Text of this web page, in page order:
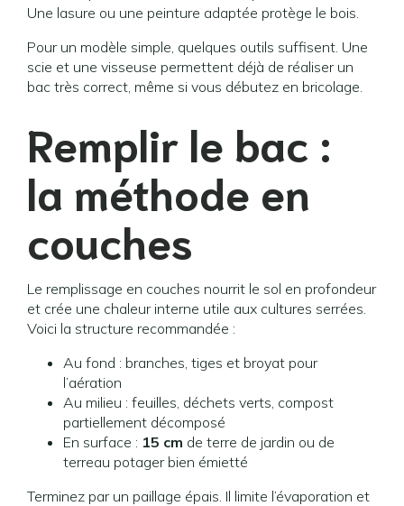
Une lasure ou une peinture adaptée protège le bois.
Pour un modèle simple, quelques outils suffisent. Une
scie et une visseuse permettent déjà de réaliser un
bac très correct, même si vous débutez en bricolage.
Remplir le bac :
la méthode en
couches
Le remplissage en couches nourrit le sol en profondeur
et crée une chaleur interne utile aux cultures serrées.
Voici la structure recommandée :
Au fond : branches, tiges et broyat pour
l’aération
Au milieu : feuilles, déchets verts, compost
partiellement décomposé
En surface : 15 cm de terre de jardin ou de
terreau potager bien émietté
Terminez par un paillage épais. Il limite l’évaporation et